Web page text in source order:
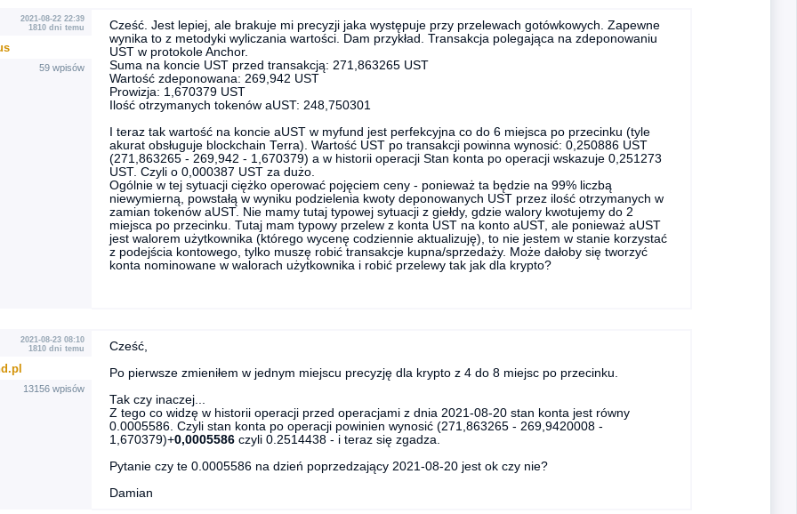
2021-08-22 22:39
1810 dni temu
59 wpisów
Cześć. Jest lepiej, ale brakuje mi precyzji jaka występuje przy przelewach gotówkowych. Zapewne
wynika to z metodyki wyliczania wartości. Dam przykład. Transakcja polegająca na zdeponowaniu
UST w protokole Anchor.
Suma na koncie UST przed transakcją: 271,863265 UST
Wartość zdeponowana: 269,942 UST
Prowizja: 1,670379 UST
Ilość otrzymanych tokenów aUST: 248,750301
I teraz tak wartość na koncie aUST w myfund jest perfekcyjna co do 6 miejsca po przecinku (tyle
akurat obsługuje blockchain Terra). Wartość UST po transakcji powinna wynosić: 0,250886 UST
(271,863265 - 269,942 - 1,670379) a w historii operacji Stan konta po operacji wskazuje 0,251273
UST. Czyli o 0,000387 UST za dużo.
Ogólnie w tej sytuacji ciężko operować pojęciem ceny - ponieważ ta będzie na 99% liczbą
niewymierną, powstałą w wyniku podzielenia kwoty deponowanych UST przez ilość otrzymanych w
zamian tokenów aUST. Nie mamy tutaj typowej sytuacji z giełdy, gdzie walory kwotujemy do 2
miejsca po przecinku. Tutaj mam typowy przelew z konta UST na konto aUST, ale ponieważ aUST
jest walorem użytkownika (którego wycenę codziennie aktualizuję), to nie jestem w stanie korzystać
z podejścia kontowego, tylko muszę robić transakcje kupna/sprzedaży. Może dałoby się tworzyć
konta nominowane w walorach użytkownika i robić przelewy tak jak dla krypto?
2021-08-23 08:10
1810 dni temu
13156 wpisów
Cześć,
Po pierwsze zmieniłem w jednym miejscu precyzję dla krypto z 4 do 8 miejsc po przecinku.
Tak czy inaczej...
Z tego co widzę w historii operacji przed operacjami z dnia 2021-08-20 stan konta jest równy
0.0005586. Czyli stan konta po operacji powinien wynosić (271,863265 - 269,9420008 -
1,670379)+0,0005586czyli 0.2514438 - i teraz się zgadza.
Pytanie czy te 0.0005586 na dzień poprzedzający 2021-08-20 jest ok czy nie?
Damian